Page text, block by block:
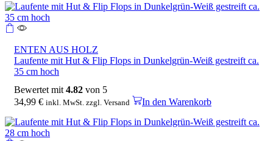
ENTEN AUS HOLZ
Laufente mit Hut & Flip Flops in Dunkelgrün-Weiß gestreift ca.
35 cm hoch
Bewertet mit 4.82 von 5
34,99 € inkl. MwSt. zzgl. Versand In den Warenkorb